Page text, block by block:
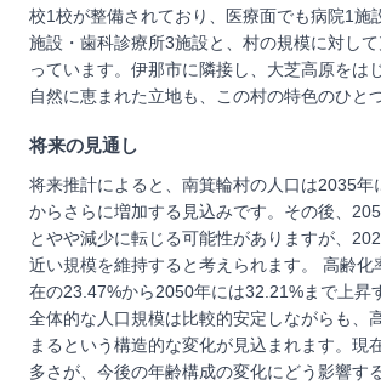
校1校が整備されており、医療面でも病院1施
施設・歯科診療所3施設と、村の規模に対し
っています。伊那市に隣接し、大芝高原をは
自然に恵まれた立地も、この村の特色のひと
将来の見通し
将来推計によると、南箕輪村の人口は2035年
からさらに増加する見込みです。その後、
とやや減少に転じる可能性がありますが、
近い規模を維持すると考えられます。 高齢化
在の23.47%から2050年には32.21%まで上昇
全体的な人口規模は比較的安定しながらも、
まるという構造的な変化が見込まれます。現
多さが、今後の年齢構成の変化にどう影響す